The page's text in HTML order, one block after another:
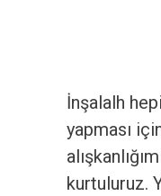
İnşalalh
yapması
kurtuluruz.